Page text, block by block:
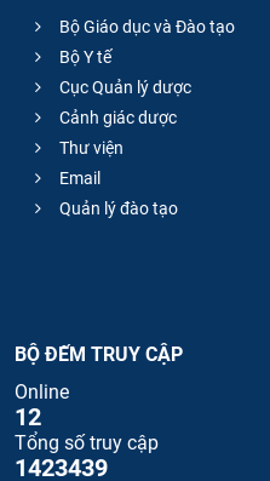
Bộ Giáo dục và Đào tạo
Bộ Y tế
Cục Quản lý dược
Cảnh giác dược
Thư viện
Email
Quản lý đào tạo
BỘ ĐẾM TRUY CẬP
Online
12
Tổng số truy cập
1423439